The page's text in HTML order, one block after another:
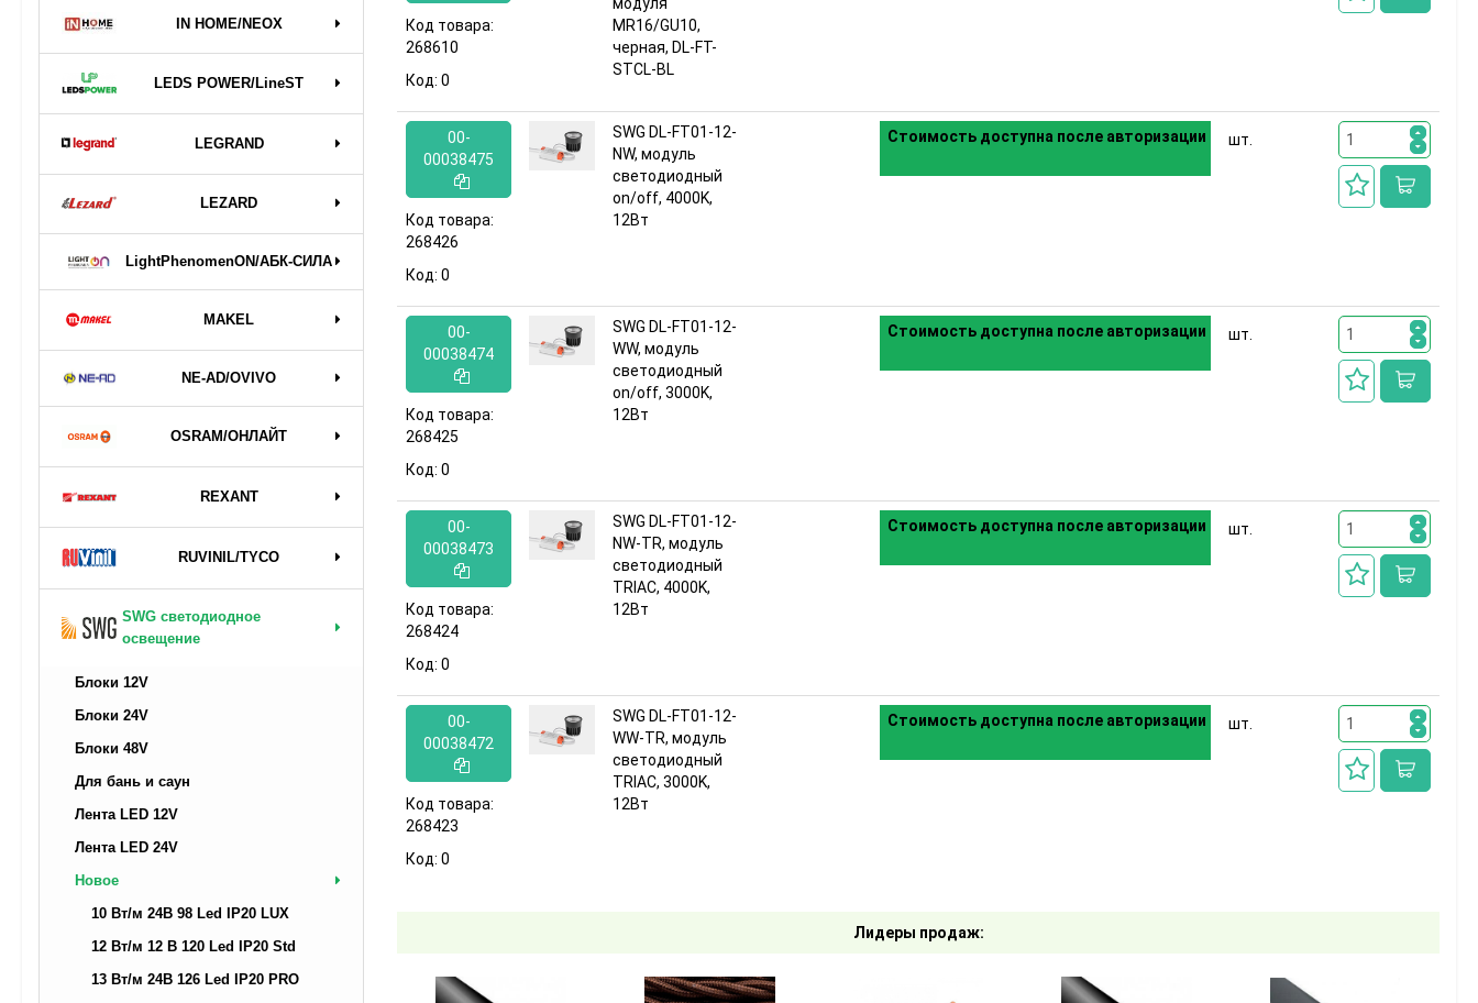
IN HOME/NEOX
LEDS POWER/LineST
LEGRAND
LEZARD
LightPhenomenON/АБК-СИЛА
MAKEL
NE-AD/OVIVO
OSRAM/ОНЛАЙТ
REXANT
RUVINIL/TYCO
SWG светодиодное
освещение
Блоки 12V
Блоки 24V
Блоки 48V
Для бань и саун
Лента LED 12V
Лента LED 24V
Новое
10 Вт/м 24В 98 Led IP20 LUX
12 Вт/м 12 В 120 Led IP20 Std
13 Вт/м 24В 126 Led IP20 PRO
Код товара:
268610
Код: 0
MR16/GU10,
черная, DL-FT-
STCL-BL
00-
00038475
Код товара:
268426
Код: 0
SWG DL-FT01-12-
NW, модуль
светодиодный
on/off, 4000K,
12Вт
Стоимость доступна после авторизации шт.
00-
00038474
Код товара:
268425
Код: 0
SWG DL-FT01-12-
WW, модуль
светодиодный
on/off, 3000K,
12Вт
Стоимость доступна после авторизации шт.
00-
00038473
Код товара:
268424
Код: 0
SWG DL-FT01-12-
NW-TR, модуль
светодиодный
TRIAC, 4000K,
12Вт
Стоимость доступна после авторизации шт.
00-
00038472
Код товара:
268423
Код: 0
SWG DL-FT01-12-
WW-TR, модуль
светодиодный
TRIAC, 3000K,
12Вт
Стоимость доступна после авторизации шт.
Лидеры продаж: